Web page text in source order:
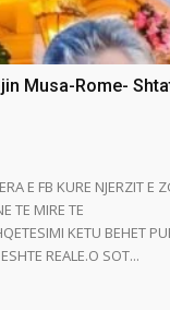
Musa-Rome-
E FB KURE NJERZIT E
TE MIRE TE
KETU BEHET
REALE.O SOT...